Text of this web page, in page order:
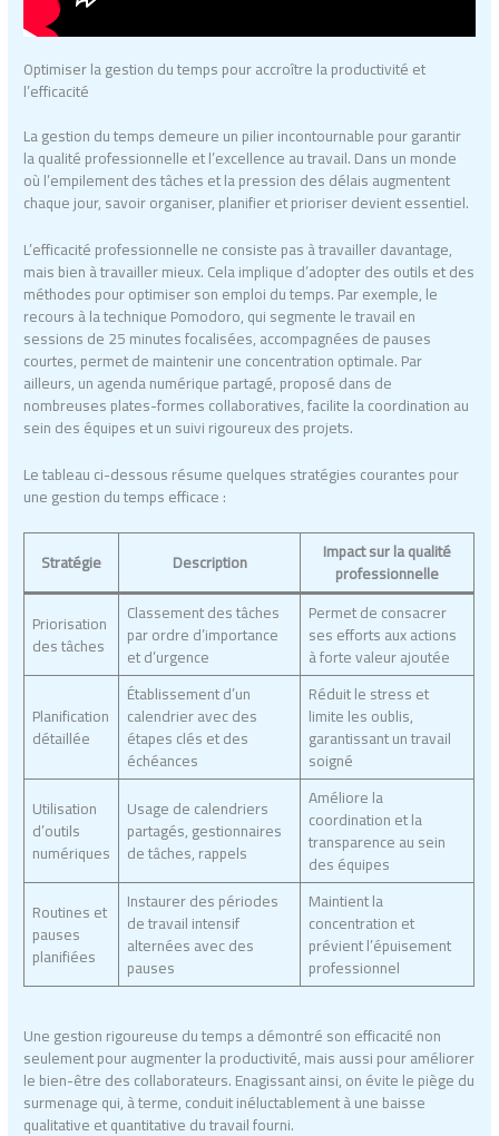
Optimiser la gestion du temps pour accroître la productivité et
l’efficacité
La gestion du temps demeure un pilier incontournable pour garantir
la qualité professionnelle et l’excellence au travail. Dans un monde
où l’empilement des tâches et la pression des délais augmentent
chaque jour, savoir organiser, planifier et prioriser devient essentiel.
L’efficacité professionnelle ne consiste pas à travailler davantage,
mais bien à travailler mieux. Cela implique d’adopter des outils et des
méthodes pour optimiser son emploi du temps. Par exemple, le
recours à la technique Pomodoro, qui segmente le travail en
sessions de 25 minutes focalisées, accompagnées de pauses
courtes, permet de maintenir une concentration optimale. Par
ailleurs, un agenda numérique partagé, proposé dans de
nombreuses plates-formes collaboratives, facilite la coordination au
sein des équipes et un suivi rigoureux des projets.
Le tableau ci-dessous résume quelques stratégies courantes pour
une gestion du temps efficace :
Stratégie Description Impact sur la qualité
professionnelle
Priorisation
des tâches
Classement des tâches
par ordre d’importance
et d’urgence
Permet de consacrer
ses efforts aux actions
à forte valeur ajoutée
Planification
détaillée
Établissement d’un
calendrier avec des
étapes clés et des
échéances
Réduit le stress et
limite les oublis,
garantissant un travail
soigné
Utilisation
d’outils
numériques
Usage de calendriers
partagés, gestionnaires
de tâches, rappels
Améliore la
coordination et la
transparence au sein
des équipes
Routines et
pauses
planifiées
Instaurer des périodes
de travail intensif
alternées avec des
pauses
Maintient la
concentration et
prévient l’épuisement
professionnel
Une gestion rigoureuse du temps a démontré son efficacité non
seulement pour augmenter la productivité, mais aussi pour améliorer
le bien-être des collaborateurs. Enagissant ainsi, on évite le piège du
surmenage qui, à terme, conduit inéluctablement à une baisse
qualitative et quantitative du travail fourni.